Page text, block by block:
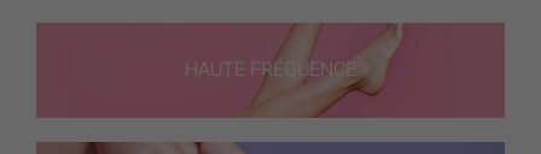
HAUTE FRÉQUENCE